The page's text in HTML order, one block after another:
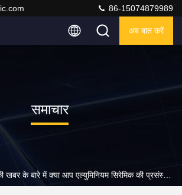
86-15074879989
अब बात करें
समाचार
कंपनी की खबर के बारे में क्या आप एल्युमिनियम सिरेमिक की प्रसंस्करण तकनीक जानते हैं?